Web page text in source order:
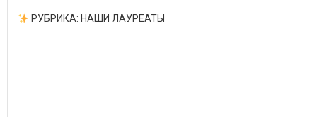
РУБРИКА: НАШИ ЛАУРЕАТЫ